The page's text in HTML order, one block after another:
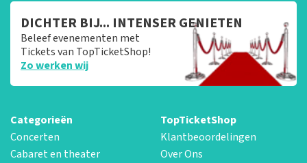
DICHTER BIJ... INTENSER GENIETEN
Beleef evenementen met
Tickets van TopTicketShop!
Zo werken wij
Categorieën
Concerten
Cabaret en theater
TopTicketShop
Klantbeoordelingen
Over Ons